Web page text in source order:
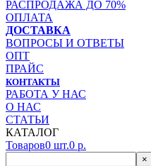
РАСПРОДАЖА ДО 70%
ОПЛАТА
ДОСТАВКА
ВОПРОСЫ И ОТВЕТЫ
ОПТ
ПРАЙС
КОНТАКТЫ
РАБОТА У НАС
О НАС
СТАТЬИ
КАТАЛОГ
Товаров0 шт.0 р.
×